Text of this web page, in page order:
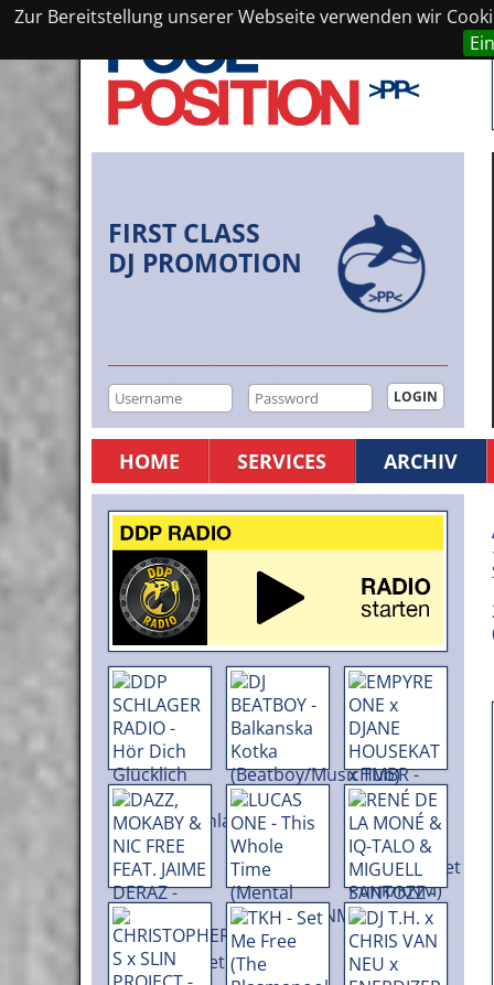
Zur Bereitstellung unserer Webseite verwenden wir
FIRST CLASS
DJ PROMOTION
HOME SERVICES ARCHIV